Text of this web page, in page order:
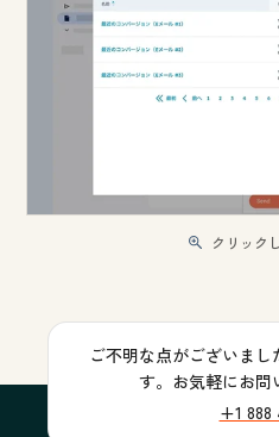
クリック
ご不明な点がございま
す。お気軽にお問
+1 888